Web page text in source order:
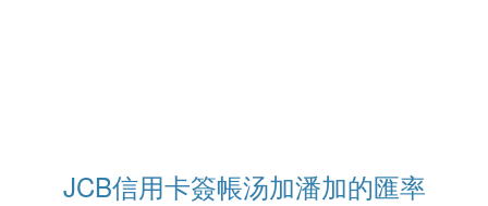
JCB信用卡簽帳汤加潘加的匯率